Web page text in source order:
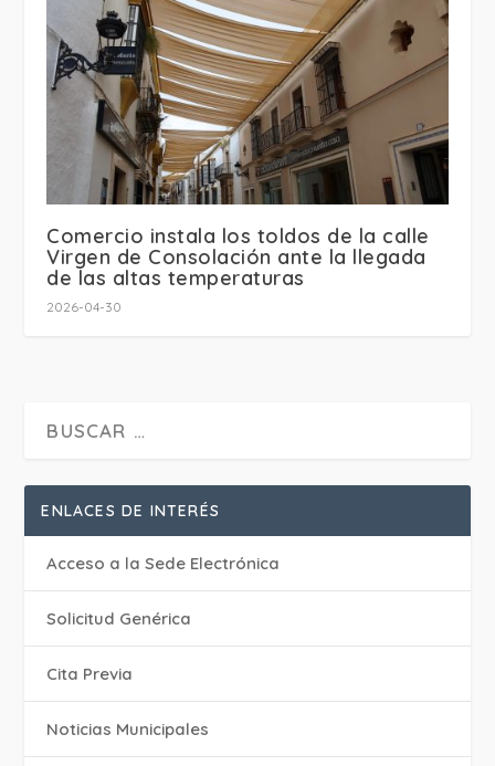
Comercio instala los toldos de la calle
Virgen de Consolación ante la llegada
de las altas temperaturas
2026-04-30
ENLACES DE INTERÉS
Acceso a la Sede Electrónica
Solicitud Genérica
Cita Previa
‎Noticias Municipales